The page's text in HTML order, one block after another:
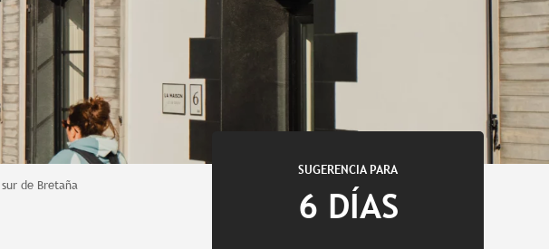
de Bretaña
SUGERENCIA PARA
6 DÍAS